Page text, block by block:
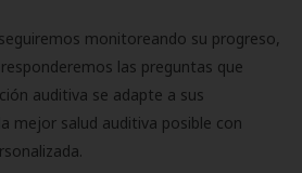
monitoreando su progreso,
las preguntas que
auditiva se adapte a sus
mejor salud auditiva posible con